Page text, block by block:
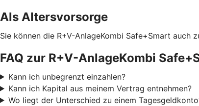
Als Altersvorsorge
Sie können die R+V-AnlageKombi Safe+Smart auch
FAQ zur R+V-AnlageKombi
Kann ich unbegrenzt einzahlen?
Kann ich Kapital aus meinem Vertrag entnehmen?
Wo liegt der Unterschied zu einem